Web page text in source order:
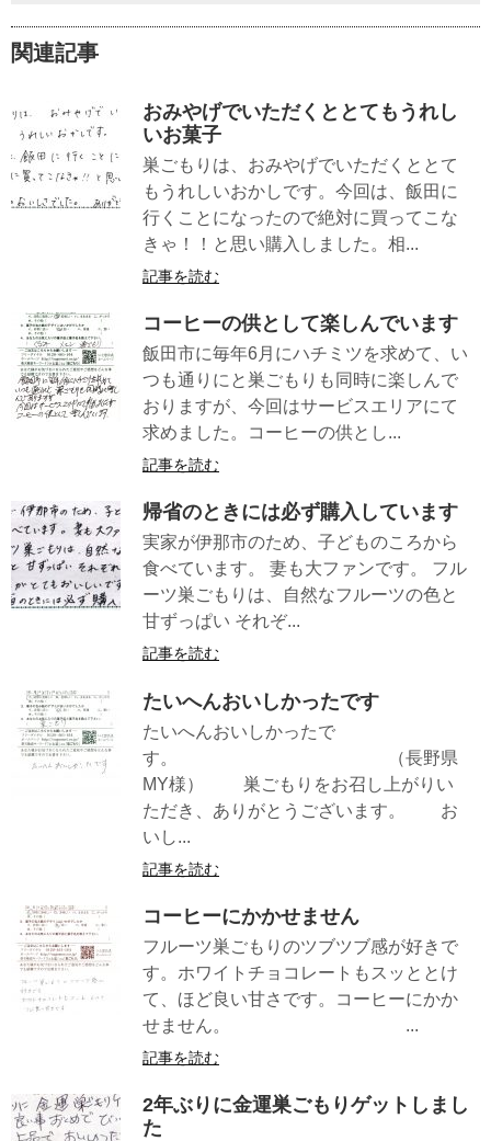
関連記事
おみやげでいただくととてもうれし
いお菓子
巣ごもりは、おみやげでいただくととて
もうれしいおかしです。今回は、飯田に
行くことになったので絶対に買ってこな
きゃ！！と思い購入しました。相...
記事を読む
コーヒーの供として楽しんでいます
飯田市に毎年6月にハチミツを求めて、い
つも通りにと巣ごもりも同時に楽しんで
おりますが、今回はサービスエリアにて
求めました。コーヒーの供とし...
記事を読む
帰省のときには必ず購入しています
実家が伊那市のため、子どものころから
食べています。 妻も大ファンです。 フル
ーツ巣ごもりは、自然なフルーツの色と
甘ずっぱい それぞ...
記事を読む
たいへんおいしかったです
たいへんおいしかったで
す。 （長野県
MY様） 巣ごもりをお召し上がりい
ただき、ありがとうございます。 お
いし...
記事を読む
コーヒーにかかせません
フルーツ巣ごもりのツブツブ感が好きで
す。ホワイトチョコレートもスッととけ
て、ほど良い甘さです。コーヒーにかか
せません。 ...
記事を読む
2年ぶりに金運巣ごもりゲットしまし
た